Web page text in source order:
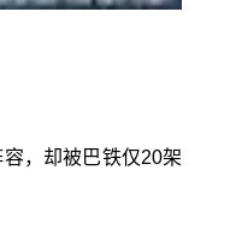
，却被巴铁仅20架